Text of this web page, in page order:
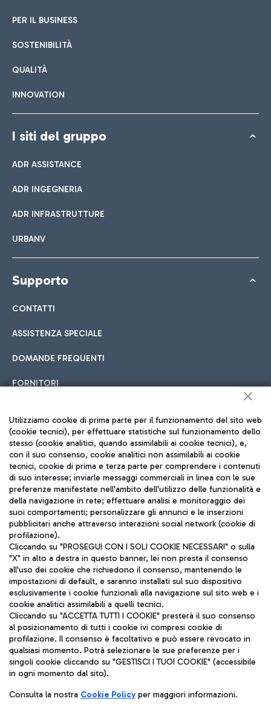
PER IL BUSINESS
SOSTENIBILITÀ
QUALITÀ
INNOVATION
I siti del gruppo
ADR ASSISTANCE
ADR INGEGNERIA
ADR INFRASTRUTTURE
URBANV
Supporto
CONTATTI
ASSISTENZA SPECIALE
DOMANDE FREQUENTI
FORNITORI
Seguici sui social
TRAVEL JOURNAL
ITA
Aeroporti di Roma S.p.A. - Società soggetta a direzione e
coordinamento di Mundys S.p.A.
Codice fiscale e Registro delle Imprese di Roma 13032990155 P.
IVA 06572251004
Capitale sociale 62.224.743,00 int. vers.
Sede legale: Via Pier Paolo Racchetti 1 - 00054 Fiumicino (RM)
Privacy policy
Note legali
Utilizziamo cookie di prima parte per il funzionamento del sito web
(cookie tecnici), per effettuare statistiche sul funzionamento dello
stesso (cookie analitici, quando assimilabili ai cookie tecnici), e,
con il suo consenso, cookie analitici non assimilabili ai cookie
tecnici, cookie di prima e terza parte per comprendere i contenuti
di suo interesse; inviarle messaggi commerciali in linea con le sue
preferenze manifestate nell'ambito dell'utilizzo delle funzionalità e
della navigazione in rete; effettuare analisi e monitoraggio dei
suoi comportamenti; personalizzare gli annunci e le inserzioni
pubblicitari anche attraverso interazioni social network (cookie di
profilazione).
Cliccando su "PROSEGUI CON I SOLI COOKIE NECESSARI" o sulla
"X" in alto a destra in questo banner, lei non presta il consenso
all'uso dei cookie che richiedono il consenso, mantenendo le
impostazioni di default, e saranno installati sul suo dispositivo
esclusivamente i cookie funzionali alla navigazione sul sito web e i
cookie analitici assimilabili a quelli tecnici.
Cliccando su "ACCETTA TUTTI I COOKIE" presterà il suo consenso
al posizionamento di tutti i cookie ivi compresi cookie di
profilazione. Il consenso è facoltativo e può essere revocato in
qualsiasi momento. Potrà selezionare le sue preferenze per i
singoli cookie cliccando su "GESTISCI I TUOI COOKIE" (accessibile
in ogni momento dal sito).
Consulta la nostra Cookie Policyper maggiori informazioni.